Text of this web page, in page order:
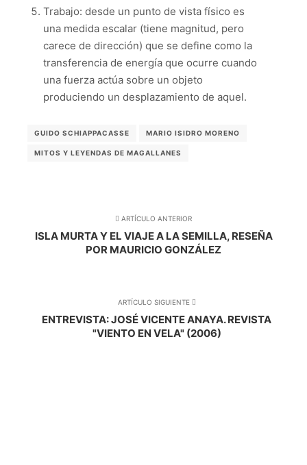
Trabajo: desde un punto de vista físico es
una medida escalar (tiene magnitud, pero
carece de dirección) que se define como la
transferencia de energía que ocurre cuando
una fuerza actúa sobre un objeto
produciendo un desplazamiento de aquel.
GUIDO SCHIAPPACASSE MARIO ISIDRO MORENO
MITOS Y LEYENDAS DE MAGALLANES
ARTÍCULO ANTERIOR
ISLA MURTA Y EL VIAJE A LA SEMILLA, RESEÑA
POR MAURICIO GONZÁLEZ
ARTÍCULO SIGUIENTE
ENTREVISTA: JOSÉ VICENTE ANAYA. REVISTA
"VIENTO EN VELA" (2006)